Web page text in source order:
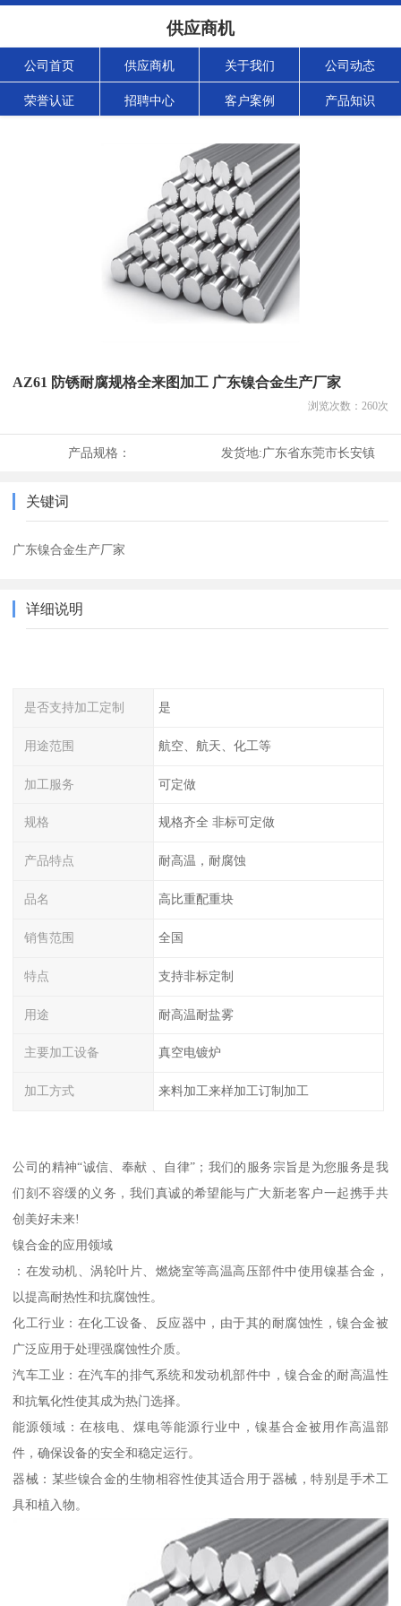
供应商机
公司首页 供应商机 关于我们 公司动态
荣誉认证 招聘中心 客户案例 产品知识
AZ61 防锈耐腐规格全来图加工 广东镍合金生产厂家
浏览次数： 260次
产品规格： 发货地:广东省东莞市长安镇
关键词
广东镍合金生产厂家
详细说明
是否支持加工定制 是
用途范围 航空、航天、化工等
加工服务 可定做
规格 规格齐全 非标可定做
产品特点 耐高温，耐腐蚀
品名 高比重配重块
销售范围 全国
特点 支持非标定制
用途 耐高温耐盐雾
主要加工设备 真空电镀炉
加工方式 来料加工来样加工订制加工
公司的精神“诚信、奉献 、自律”；我们的服务宗旨是为您服务是我
们刻不容缓的义务，我们真诚的希望能与广大新老客户一起携手共
创美好未来!
镍合金的应用领域
：在发动机、涡轮叶片、燃烧室等高温高压部件中使用镍基合金，
以提高耐热性和抗腐蚀性。
化工行业：在化工设备、反应器中，由于其的耐腐蚀性，镍合金被
广泛应用于处理强腐蚀性介质。
汽车工业：在汽车的排气系统和发动机部件中，镍合金的耐高温性
和抗氧化性使其成为热门选择。
能源领域：在核电、煤电等能源行业中，镍基合金被用作高温部
件，确保设备的安全和稳定运行。
器械：某些镍合金的生物相容性使其适合用于器械，特别是手术工
具和植入物。